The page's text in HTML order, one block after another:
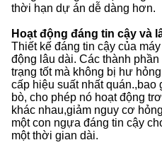
thời hạn dự án dễ dàng hơn.
Hoạt động đáng tin cậy và
Thiết kế đáng tin cậy của
động lâu dài. Các thành
trạng tốt mà không bị hư
cấp hiệu suất nhất quán.,bao
bò, cho phép nó hoạt động
khác nhau,giảm nguy cơ
một con ngựa đáng tin cậy
một thời gian dài.